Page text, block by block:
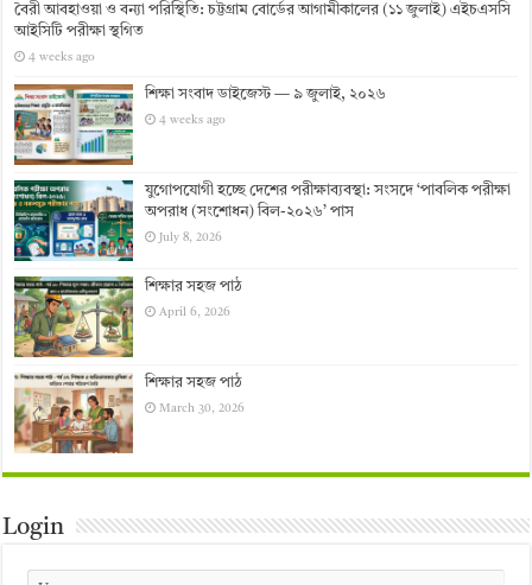
বৈরী আবহাওয়া ও বন্যা পরিস্থিতি: চট্টগ্রাম বোর্ডের আগামীকালের (১১ জুলাই) এইচএসসি
আইসিটি পরীক্ষা স্থগিত
4 weeks ago
শিক্ষা সংবাদ ডাইজেস্ট — ৯ জুলাই, ২০২৬
4 weeks ago
যুগোপযোগী হচ্ছে দেশের পরীক্ষাব্যবস্থা: সংসদে ‘পাবলিক পরীক্ষা
অপরাধ (সংশোধন) বিল-২০২৬’ পাস
July 8, 2026
শিক্ষার সহজ পাঠ
April 6, 2026
শিক্ষার সহজ পাঠ
March 30, 2026
Login